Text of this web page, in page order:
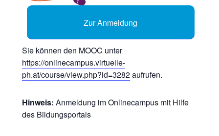
Zur Anmeldung
Sie können den MOOC unter
https://onlinecampus.virtuelle-
ph.at/course/view.php?id=3282aufrufen.
Hinweis: Anmeldung im Onlinecampus mit Hilfe
des Bildungsportals